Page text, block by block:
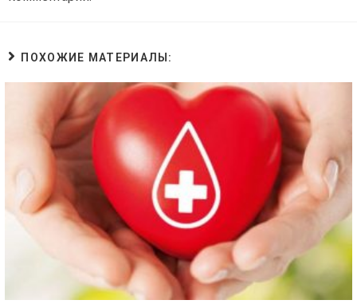
ПОХОЖИЕ МАТЕРИАЛЫ: